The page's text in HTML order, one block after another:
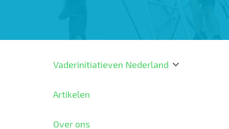
Vaderinitiatieven Nederland
Artikelen
Over ons